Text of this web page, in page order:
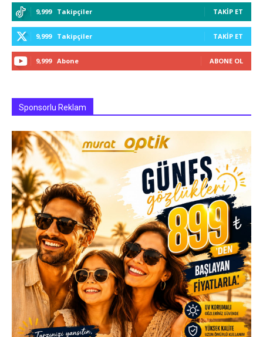
9,999 Takipçiler TAKIP ET
9,999 Takipçiler TAKIP ET
9,999 Abone ABONE OL
Sponsorlu Reklam